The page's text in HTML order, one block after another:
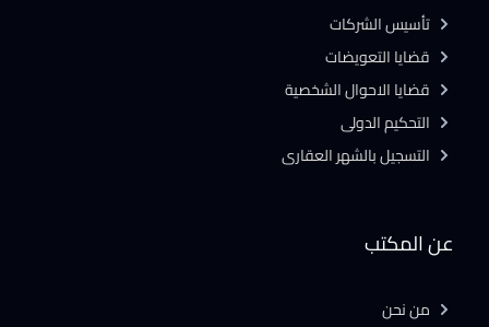
عن المكتب
من نحن
تأسيس الشركات
قضايا التعويضات
قضايا الاحوال الشخصية
التحكيم الدولى
التسجيل بالشهر العقارى